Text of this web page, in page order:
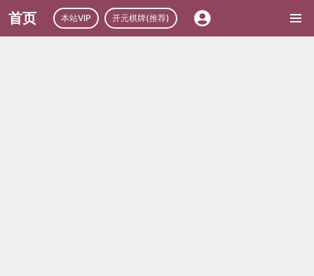
首页 本站VIP 开元棋牌(推荐)